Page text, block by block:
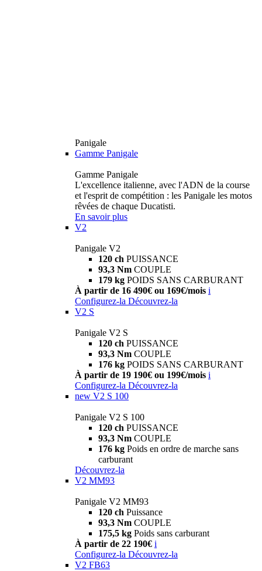
Panigale
Gamme Panigale
Gamme Panigale
L'excellence italienne, avec l'ADN de la course
et l'esprit de compétition : les Panigale les motos
rêvées de chaque Ducatisti.
En savoir plus
V2
Panigale V2
120 ch PUISSANCE
93,3 Nm COUPLE
179 kg POIDS SANS CARBURANT
À partir de 16 490€ ou 169€/mois i
Configurez-la Découvrez-la
V2 S
Panigale V2 S
120 ch PUISSANCE
93,3 Nm COUPLE
176 kg POIDS SANS CARBURANT
À partir de 19 190€ ou 199€/mois i
Configurez-la Découvrez-la
new V2 S 100
Panigale V2 S 100
120 ch PUISSANCE
93,3 Nm COUPLE
176 kg Poids en ordre de marche sans
carburant
Découvrez-la
V2 MM93
Panigale V2 MM93
120 ch Puissance
93,3 Nm COUPLE
175,5 kg Poids sans carburant
À partir de 22 190€ i
Configurez-la Découvrez-la
V2 FB63